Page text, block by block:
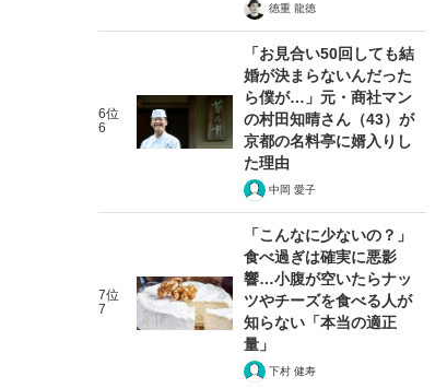
徳重 龍徳
6位
6
「お見合い50回しても結
婚が決まらないんだった
ら僕が…」元・商社マン
の村田知晴さん（43）が
京都の名料亭に婿入りし
た理由
中岡 愛子
7位
7
「こんなに少ないの？」
食べ過ぎは確実に悪影
響…小腹が空いたらナッ
ツやチーズを食べる人が
知らない「本当の適正
量」
下村 健寿